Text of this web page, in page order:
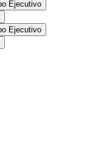
Ejecutivo
Ejecutivo